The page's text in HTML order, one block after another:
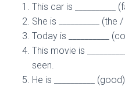
This car is __________
She is __________
Today is __________
This movie is
seen.
He is __________